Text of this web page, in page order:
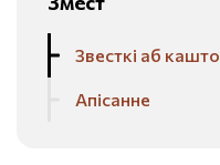
Звесткі аб
Апісанне